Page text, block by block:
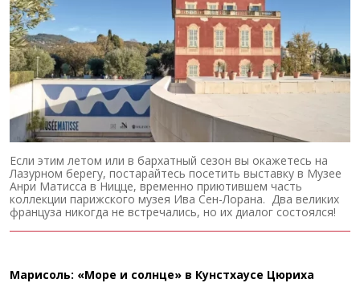
Если этим летом или в бархатный сезон вы окажетесь на
Лазурном берегу, постарайтесь посетить выставку в Музее
Анри Матисса в Ницце, временно приютившем часть
коллекции парижского музея Ива Сен-Лорана. Два великих
француза никогда не встречались, но их диалог состоялся!
Марисоль: «Море и солнце» в Кунстхаусе Цюриха